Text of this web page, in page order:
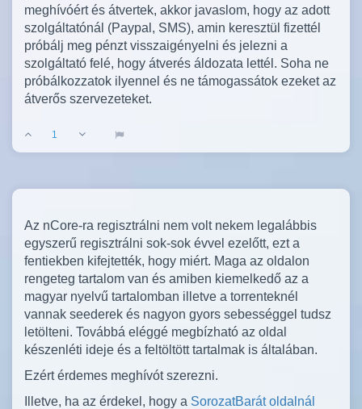
meghívóért és átvertek, akkor javaslom, hogy az adott
szolgáltatónál (Paypal, SMS), amin keresztül fizettél
próbálj meg pénzt visszaigényelni és jelezni a
szolgáltató felé, hogy átverés áldozata lettél. Soha ne
próbálkozzatok ilyennel és ne támogassátok ezeket az
átverős szervezeteket.
1
Az nCore-ra regisztrálni nem volt nekem legalábbis
egyszerű regisztrálni sok-sok évvel ezelőtt, ezt a
fentiekben kifejtették, hogy miért. Maga az oldalon
rengeteg tartalom van és amiben kiemelkedő az a
magyar nyelvű tartalomban illetve a torrenteknél
vannak seederek és nagyon gyors sebességgel tudsz
letölteni. Továbbá eléggé megbízható az oldal
készenléti ideje és a feltöltött tartalmak is általában.
Ezért érdemes meghívót szerezni.
Illetve, ha az érdekel, hogy a SorozatBarát oldalnál